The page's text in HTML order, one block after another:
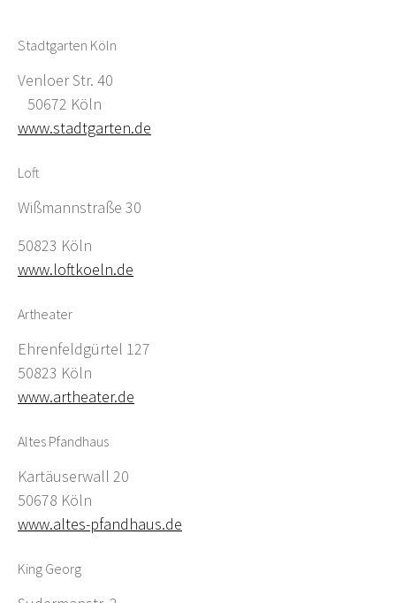
Stadtgarten Köln
Venloer Str. 40
50672 Köln
www.stadtgarten.de
Loft
Wißmannstraße 30
50823 Köln
www.loftkoeln.de
Artheater
Ehrenfeldgürtel 127
50823 Köln
www.artheater.de
Altes Pfandhaus
Kartäuserwall 20
50678 Köln
www.altes-pfandhaus.de
King Georg